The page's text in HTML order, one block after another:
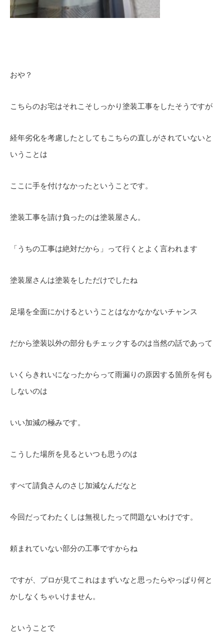
おや？
こちらのお宅はそれこそしっかり塗装工事をしたそうですが
経年劣化を考慮したとしてもこちらの直しがされていないと
いうことは
ここに手を付けなかったということです。
塗装工事を請け負ったのは塗装屋さん。
「うちの工事は絶対だから」って行くとよく言われます
塗装屋さんは塗装をしただけでしたね
足場を全面にかけるということはなかなかないチャンス
だから塗装以外の部分もチェックするのは当然の話であって
いくらきれいになったからって雨漏りの原因する箇所を何も
しないのは
いい加減の極みです。
こうした場所を見るといつも思うのは
すべて請負さんのさじ加減なんだなと
今回だってわたくしは無視したって問題ないわけです。
頼まれていない部分の工事ですからね
ですが、プロが見てこれはまずいなと思ったらやっぱり何と
かしなくちゃいけません。
ということで